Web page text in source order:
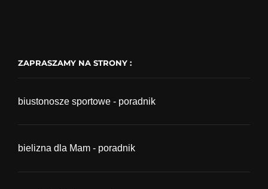
ZAPRASZAMY NA STRONY :
biustonosze sportowe - poradnik
bielizna dla Mam - poradnik